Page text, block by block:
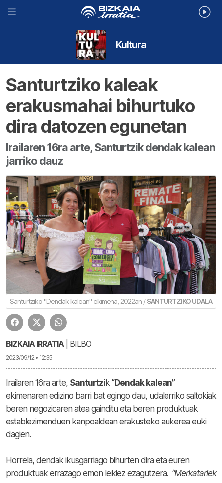
Kultura
Santurtziko kaleak
erakusmahai bihurtuko
dira datozen egunetan
Irailaren 16ra arte, Santurtzik dendak kalean
jarriko dauz
Santurtziko "Dendak kalean" ekimena, 2022an /SANTURTZIKO UDALA
BIZKAIA IRRATIA | BILBO
2023/09/12 • 12:35
Irailaren 16ra arte, Santurtzik “Dendak kalean”
ekimenaren edizino barri bat egingo dau, udalerriko saltokiak
beren negozioaren atea gainditu eta beren produktuak
establezimenduen kanpoaldean erakusteko aukerea euki
dagien.
Horrela, dendak ikusgarriago bihurten dira eta euren
produktuak errazago emon leikiez ezagutzera. “Merkatariek